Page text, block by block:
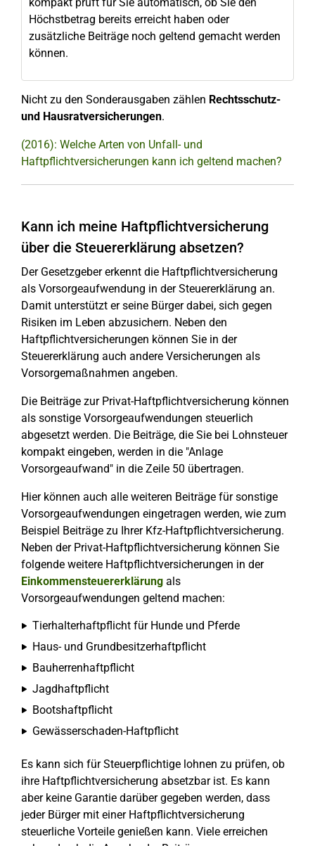
Höchstbetrag bereits erreicht haben oder
zusätzliche Beiträge noch geltend gemacht werden
können.
Nicht zu den Sonderausgaben zählen Rechtsschutz-
und Hausratversicherungen.
(2016): Welche Arten von Unfall- und
Haftpflichtversicherungen kann ich geltend machen?
Kann ich meine Haftpflichtversicherung
über die Steuererklärung absetzen?
Der Gesetzgeber erkennt die Haftpflichtversicherung
als Vorsorgeaufwendung in der Steuererklärung an.
Damit unterstützt er seine Bürger dabei, sich gegen
Risiken im Leben abzusichern. Neben den
Haftpflichtversicherungen können Sie in der
Steuererklärung auch andere Versicherungen als
Vorsorgemaßnahmen angeben.
Die Beiträge zur Privat-Haftpflichtversicherung können
als sonstige Vorsorgeaufwendungen steuerlich
abgesetzt werden. Die Beiträge, die Sie bei Lohnsteuer
kompakt eingeben, werden in die "Anlage
Vorsorgeaufwand" in die Zeile 50 übertragen.
Hier können auch alle weiteren Beiträge für sonstige
Vorsorgeaufwendungen eingetragen werden, wie zum
Beispiel Beiträge zu Ihrer Kfz-Haftpflichtversicherung.
Neben der Privat-Haftpflichtversicherung können Sie
folgende weitere Haftpflichtversicherungen in der
Einkommensteuererklärung als
Vorsorgeaufwendungen geltend machen:
Tierhalterhaftpflicht für Hunde und Pferde
Haus- und Grundbesitzerhaftpflicht
Bauherrenhaftpflicht
Jagdhaftpflicht
Bootshaftpflicht
Gewässerschaden-Haftpflicht
Es kann sich für Steuerpflichtige lohnen zu prüfen, ob
ihre Haftpflichtversicherung absetzbar ist. Es kann
aber keine Garantie darüber gegeben werden, dass
jeder Bürger mit einer Haftpflichtversicherung
steuerliche Vorteile genießen kann. Viele erreichen